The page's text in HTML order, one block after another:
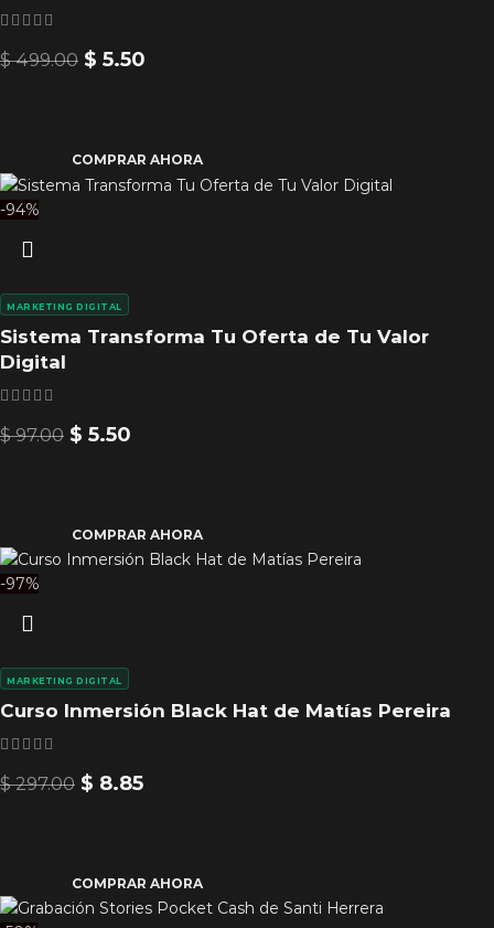
$499.00 $ 5.50
COMPRAR AHORA
-94%
Sistema Transforma Tu Oferta de Tu Valor
Digital
MARKETING DIGITAL
$97.00 $ 5.50
COMPRAR AHORA
-97%
Curso Inmersión Black Hat de Matías Pereira
MARKETING DIGITAL
$297.00 $ 8.85
COMPRAR AHORA